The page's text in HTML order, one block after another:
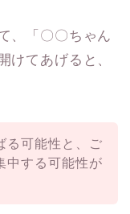
、「〇〇ちゃん
けてあげると、
る可能性と、ご
中する可能性が